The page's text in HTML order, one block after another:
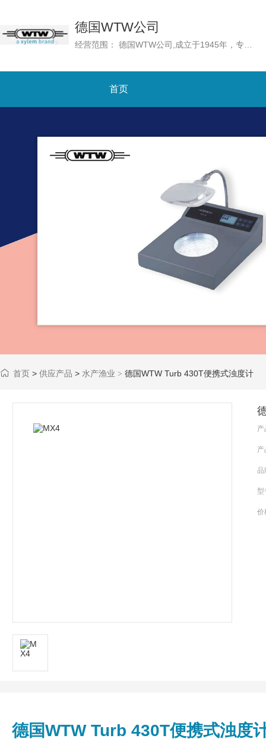
德国WTW公司
首页
首页 > 供应产品 > 水产渔业 > 德国WTW Turb 430T便携式浊度计
产
产
品
型
价
德国WTW Turb 430T便携式浊度